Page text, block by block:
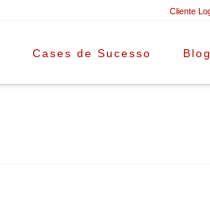
Cliente
Cases de Sucesso Blog